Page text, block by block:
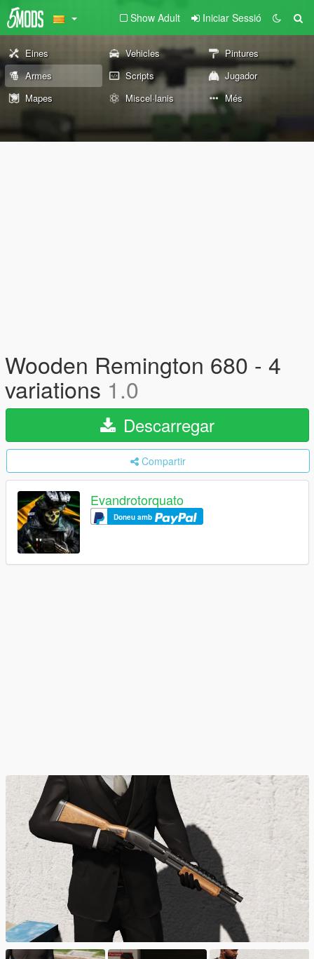
Show Adult Iniciar Sessió
Eines Vehicles
Pintures
Armes
Scripts
Jugador
Mapes
Miscel·lanis Més
Wooden Remington 680 - 4
variations 1.0
Descarregar
Compartir
Evandrotorquato
Doneu amb